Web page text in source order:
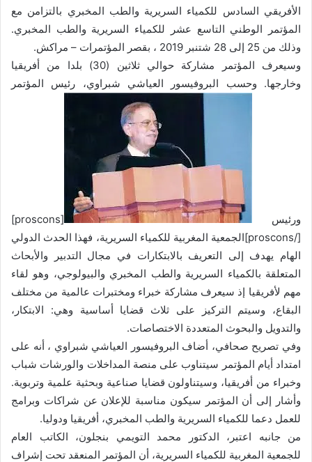
الأفريقي السادس للكمياء السريرية والطب المخبري بالتزامن مع
المؤتمر الوطني التاسع عشر للكمياء السريرية والطب المخبري.
وذلك من 25 إلى 28 شتنبر 2019 ، بقصر المؤتمرات – مراكش.
وسيعرف المؤتمر مشاركة حوالي ثلاثين (30) بلدا من أفريقيا
وخارجها. وحسب البروفيسور العياشي شبراوي، رئيس المؤتمر
ورئيس
[proscons]
[/proscons]الجمعية المغربية للكمياء السريرية، فهذا الحدث الدولي
الهام يهدف إلى التعريف بالابتكارات في مجال التدبير والأبحاث
المتعلقة بالكمياء السريرية والطب المخبري والبيولوجي، وهو لقاء
مهم لأفريقيا إذ سيعرف مشاركة خبراء ومختبرات عالمية من مختلف
البقاع، وسيتم التركيز على ثلاث قضايا أساسية وهي: الابتكار،
والتدويل والبحوث المتعددة الاختصاصات.
وفي تصريح صحافي، أضاف البروفيسور العياشي شبراوي ، أنه على
امتداد أيام المؤتمر سيتناوب على منصة المداخلات والورشات شباب
وخبراء من أفريقيا، وسيتناولون قضايا صناعية وبحثية علمية وتربوية.
وأشار إلى أن المؤتمر سيكون مناسبة للإعلان عن شراكات وبرامج
للعمل دعما للكمياء السريرية والطب المخبري، أفريقيا ودوليا.
من جانبه اعتبر، الدكتور محمد التويمي بنجلون، الكاتب العام
للجمعية المغربية للكمياء السريرية، أن المؤتمر المنعقد تحت إشراف